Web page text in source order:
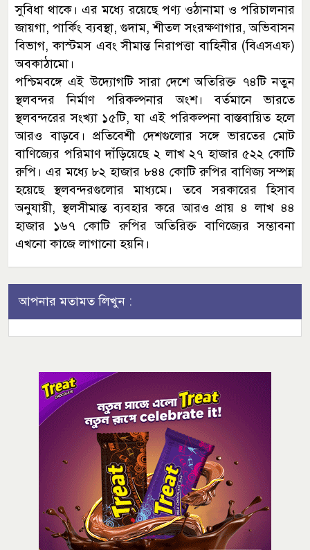
সুবিধা থাকে। এর মধ্যে রয়েছে পণ্য ওঠানামা ও পরিচালনার
জায়গা, পার্কিং ব্যবস্থা, গুদাম, শীতল সংরক্ষণাগার, অভিবাসন
বিভাগ, কাস্টমস এবং সীমান্ত নিরাপত্তা বাহিনীর (বিএসএফ)
অবকাঠামো।
পশ্চিমবঙ্গে এই উদ্যোগটি সারা দেশে অতিরিক্ত ৭৪টি নতুন
স্থলবন্দর নির্মাণ পরিকল্পনার অংশ। বর্তমানে ভারতে
স্থলবন্দরের সংখ্যা ১৫টি, যা এই পরিকল্পনা বাস্তবায়িত হলে
আরও বাড়বে। প্রতিবেশী দেশগুলোর সঙ্গে ভারতের মোট
বাণিজ্যের পরিমাণ দাঁড়িয়েছে ২ লাখ ২৭ হাজার ৫২২ কোটি
রুপি। এর মধ্যে ৮২ হাজার ৮৪৪ কোটি রুপির বাণিজ্য সম্পন্ন
হয়েছে স্থলবন্দরগুলোর মাধ্যমে। তবে সরকারের হিসাব
অনুযায়ী, স্থলসীমান্ত ব্যবহার করে আরও প্রায় ৪ লাখ ৪৪
হাজার ১৬৭ কোটি রুপির অতিরিক্ত বাণিজ্যের সম্ভাবনা
এখনো কাজে লাগানো হয়নি।
আপনার মতামত লিখুন :